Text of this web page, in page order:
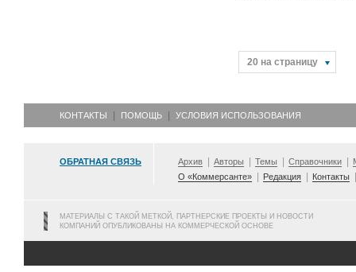
20 на страницу
КОНТАКТЫ ПОМОЩЬ УСЛОВИЯ ИСПОЛЬЗОВАНИЯ
ОБРАТНАЯ СВЯЗЬ Архив Авторы Темы Справочники
О «Коммерсанте»
Редакция Контакты
МАТЕРИАЛЫ С ТАКОЙ МЕТКОЙ, ПАРТНЕРСКИЕ ПРОЕКТЫ И НОВОСТИ
КОМПАНИЙ ОПУБЛИКОВАНЫ НА КОММЕРЧЕСКОЙ ОСНОВЕ